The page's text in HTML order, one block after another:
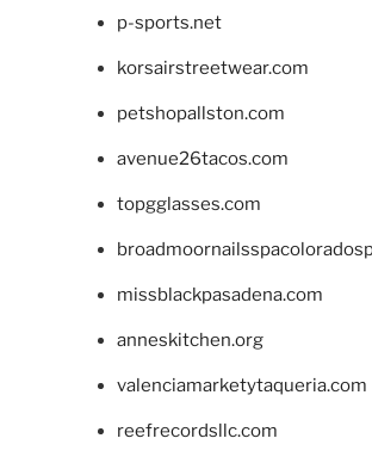
p-sports.net
korsairstreetwear.com
petshopallston.com
avenue26tacos.com
topgglasses.com
missblackpasadena.com
anneskitchen.org
valenciamarketytaqueria.com
reefrecordsllc.com